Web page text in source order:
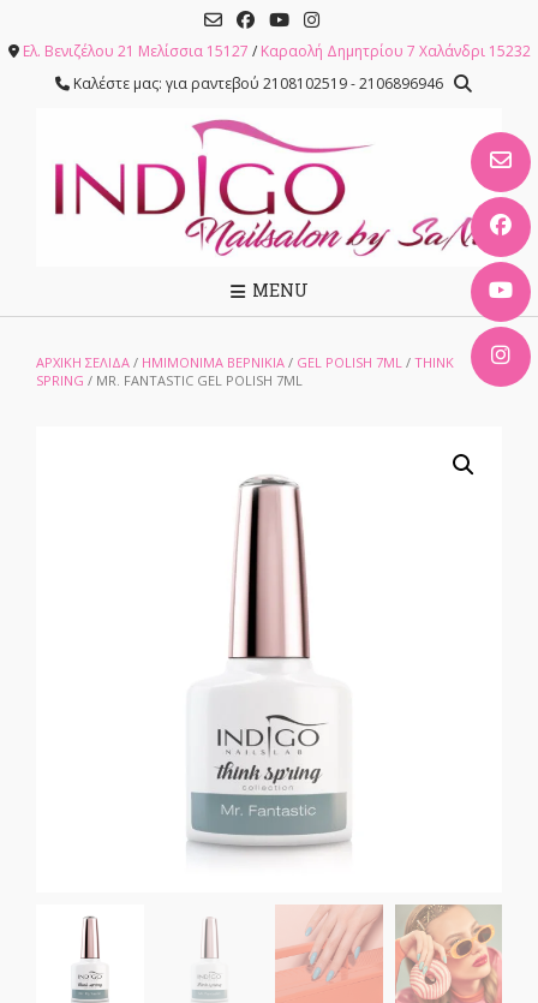
content
Ελ. Βενιζέλου 21 Μελίσσια 15127 / Καραολή Δημητρίου 7 Χαλάνδρι 15232
Καλέστε μας: για ραντεβού 2108102519 - 2106896946
MENU
ΑΡΧΙΚΉ ΣΕΛΊΔΑ / ΗΜΙΜΟΝΙΜΑ ΒΕΡΝΙΚΙΑ / GEL POLISH 7ML / THINK
SPRING / MR. FANTASTIC GEL POLISH 7ML